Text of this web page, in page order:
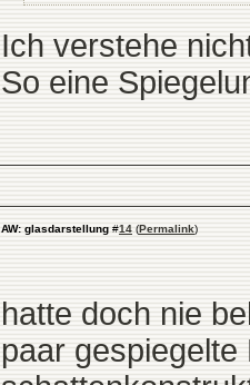
Ich verstehe
So eine
AW: glasdarstellung #14 (Permalink)
hatte doch nie
paar